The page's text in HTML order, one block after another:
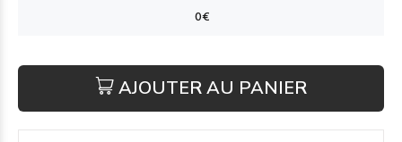
AJOUTER AU PANIER